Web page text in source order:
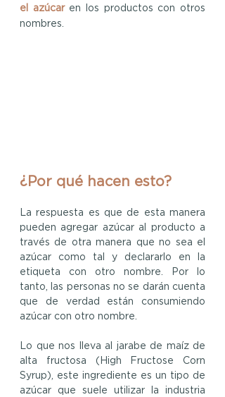
el azúcar en los productos con otros
nombres.
¿Por qué hacen esto?
La respuesta es que de esta manera
pueden agregar azúcar al producto a
través de otra manera que no sea el
azúcar como tal y declararlo en la
etiqueta con otro nombre. Por lo
tanto, las personas no se darán cuenta
que de verdad están consumiendo
azúcar con otro nombre.
Lo que nos lleva al jarabe de maíz de
alta fructosa (High Fructose Corn
Syrup), este ingrediente es un tipo de
azúcar que suele utilizar la industria